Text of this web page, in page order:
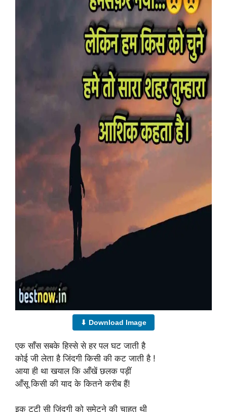
⬇ Download Image
एक साँस सबके हिस्से से हर पल घट जाती है
कोई जी लेता है जिंदगी किसी की कट जाती है !
आया ही था खयाल कि आँखें छलक पड़ीं
आँसू किसी की याद के कितने करीब हैं!
इक टूटी सी ज़िंदगी को समेटने की चाहत थी